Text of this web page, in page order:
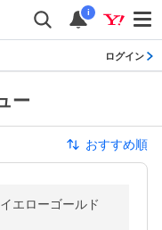
i
ログイン
ー
おすすめ順
エローゴールド